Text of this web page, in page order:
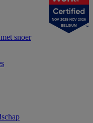
snoer
NOV 2025-NOV 2026
BELGIUM